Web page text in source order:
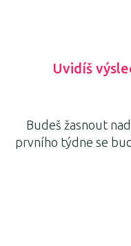
Uvidíš
Budeš žasnout
prvního týdne se